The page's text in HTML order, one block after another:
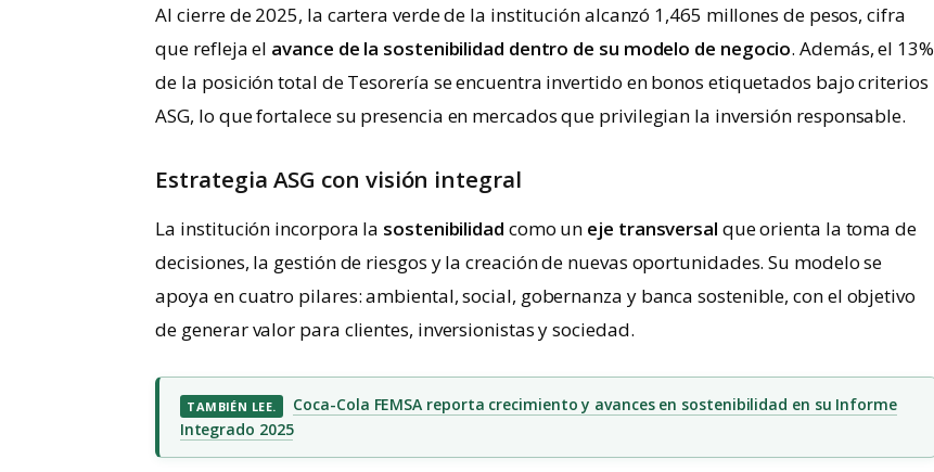
Al cierre de 2025, la cartera verde de la institución alcanzó 1,465 millones de pesos, cifra
que refleja el avance de la sostenibilidad dentro de su modelo de negocio. Además, el 13%
de la posición total de Tesorería se encuentra invertido en bonos etiquetados bajo criterios
ASG, lo que fortalece su presencia en mercados que privilegian la inversión responsable.
Estrategia ASG con visión integral
La institución incorpora la sostenibilidad como un eje transversal que orienta la toma de
decisiones, la gestión de riesgos y la creación de nuevas oportunidades. Su modelo se
apoya en cuatro pilares: ambiental, social, gobernanza y banca sostenible, con el objetivo
de generar valor para clientes, inversionistas y sociedad.
TAMBIÉN LEE.
Coca-Cola FEMSA reporta crecimiento y avances en sostenibilidad en su Informe
Integrado 2025